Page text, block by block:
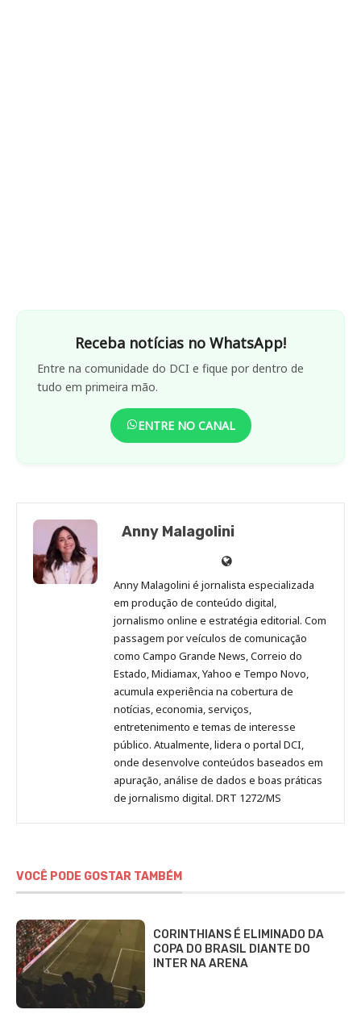
Receba notícias no WhatsApp!
Entre na comunidade do DCI e fique por dentro de
tudo em primeira mão.
ENTRE NO CANAL
Anny Malagolini
Malagolini
no
Pinterest
Malagolini
no
LinkedIn
Malagolini
no
Instagram
Anny
Malagolini
no
Facebook
Site
de
Anny
Malagolini
Anny Malagolini é jornalista especializada
em produção de conteúdo digital,
jornalismo online e estratégia editorial. Com
passagem por veículos de comunicação
como Campo Grande News, Correio do
Estado, Midiamax, Yahoo e Tempo Novo,
acumula experiência na cobertura de
notícias, economia, serviços,
entretenimento e temas de interesse
público. Atualmente, lidera o portal DCI,
onde desenvolve conteúdos baseados em
apuração, análise de dados e boas práticas
de jornalismo digital. DRT 1272/MS
VOCÊ PODE GOSTAR TAMBÉM
CORINTHIANS É ELIMINADO DA
COPA DO BRASIL DIANTE DO
INTER NA ARENA